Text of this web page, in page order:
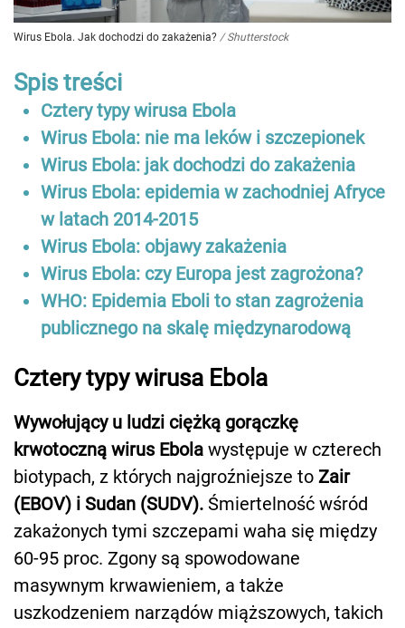
Wirus Ebola. Jak dochodzi do zakażenia? / Shutterstock
Spis treści
Cztery typy wirusa Ebola
Wirus Ebola: nie ma leków i szczepionek
Wirus Ebola: jak dochodzi do zakażenia
Wirus Ebola: epidemia w zachodniej Afryce
w latach 2014-2015
Wirus Ebola: objawy zakażenia
Wirus Ebola: czy Europa jest zagrożona?
WHO: Epidemia Eboli to stan zagrożenia
publicznego na skalę międzynarodową
Cztery typy wirusa Ebola
Wywołujący u ludzi ciężką gorączkę
krwotoczną wirus Ebola występuje w czterech
biotypach, z których najgroźniejsze to Zair
(EBOV) i Sudan (SUDV). Śmiertelność wśród
zakażonych tymi szczepami waha się między
60-95 proc. Zgony są spowodowane
masywnym krwawieniem, a także
uszkodzeniem narządów miąższowych, takich